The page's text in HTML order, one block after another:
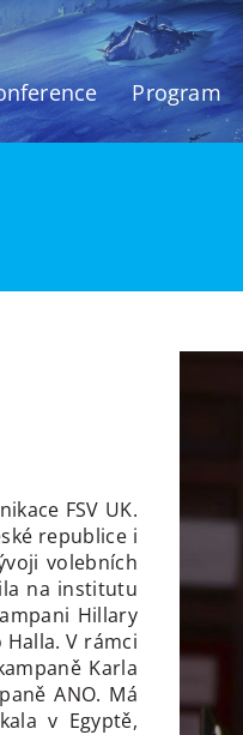
Program
FSV UK.
republice i
volebních
na institutu
Hillary
V rámci
Karla
ANO. Má
v Egyptě,